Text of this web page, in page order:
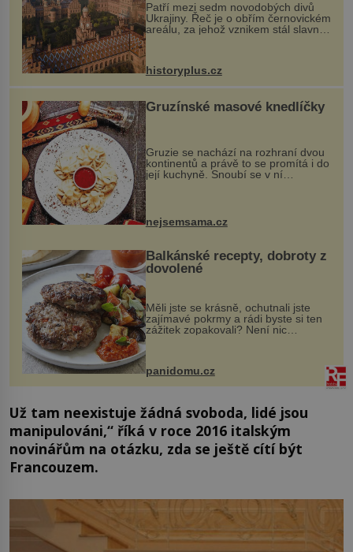
Patří mezi sedm novodobých divů
Ukrajiny. Řeč je o obřím černovickém
areálu, za jehož vznikem stál slavný
český architekt Josef Hlávka. Ten si
na něm dal mimořádně záležet. Jeho
historyplus.cz
Gruzínské masové knedlíčky
Gruzie se nachází na rozhraní dvou
kontinentů a právě to se promítá i do
její kuchyně. Snoubí se v ní
evropské a asijské chutě a díky tomu
pokrmy, které rozhodně st...
nejsemsama.cz
Balkánské recepty, dobroty z
dovolené
Měli jste se krásně, ochutnali jste
zajímavé pokrmy a rádi byste si ten
zážitek zopakovali? Není nic
snazšího. Pljeskavica (10 porcí)
Možná jste ji ochutnali na dovolené v
panidomu.cz
Už tam neexistuje žádná svoboda, lidé jsou
manipulováni,“ říká v roce 2016 italským
novinářům na otázku, zda se ještě cítí být
Francouzem.